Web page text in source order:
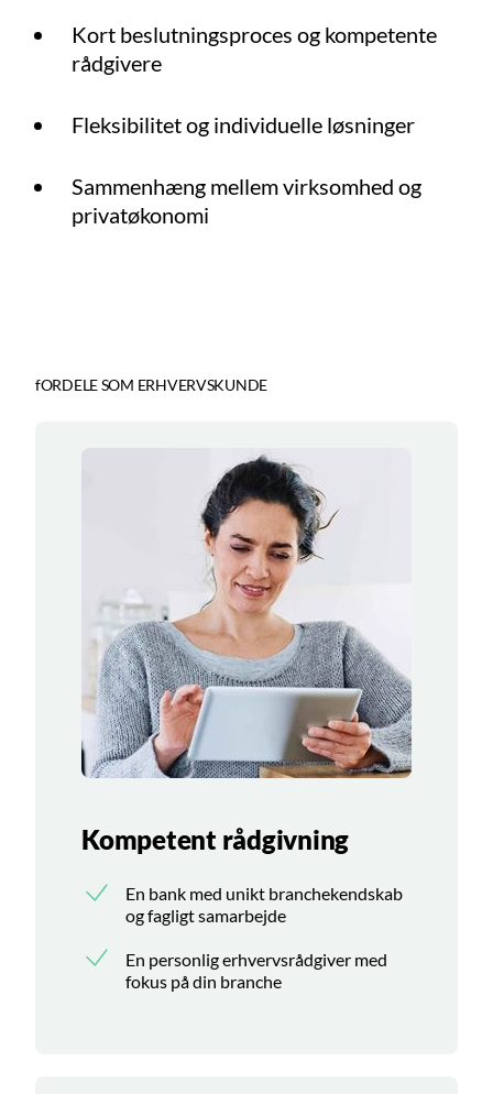
Kort beslutningsproces og kompetente
rådgivere
Fleksibilitet og individuelle løsninger
Sammenhæng mellem virksomhed og
privatøkonomi
fORDELE SOM ERHVERVSKUNDE
Kompetent rådgivning
En bank med unikt branchekendskab
og fagligt samarbejde
En personlig erhvervsrådgiver med
fokus på din branche